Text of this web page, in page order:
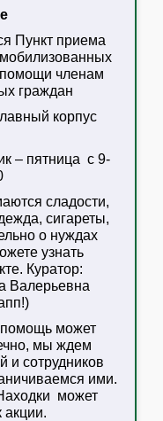
Пункт приема
помощи членам
граждан
корпус
– пятница с 9-
сладости,
сигареты,
о нуждах
узнать
Куратор:
Валерьевна
помощь может
мы ждем
и сотрудников
ими.
может
акции.